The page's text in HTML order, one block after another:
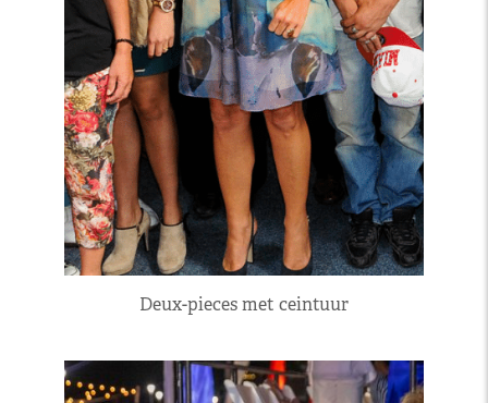
Deux-pieces met ceintuur